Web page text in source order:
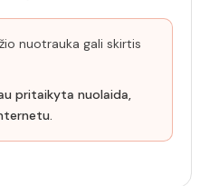
nuotrauka gali skirtis
pritaikyta nuolaida,